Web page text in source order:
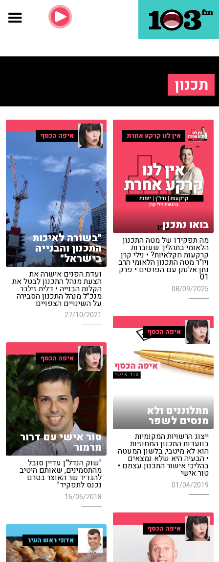
תכנון
אין לנו קרקע אחרת
בואו נתכנן
מה תפקידו של מטה התכנון
הלאומי בתהליך שעוברות
קרקעות חקלאיות? • נילי קרן
ויו"ר מטה התכנון הלאומי הרב
נתן אלנתן עם הפרטים • פרק
01
08/09/2025
איפה הכסף
"בשורה לאיכות
התכנון והבנייה
בישראל"
ועדת הפנים אישרה את
הצעת מנהל התכנון לבטל את
הקלות הבנייה • דלית זילבר
מנכ"ל מנהל התכנון הסבירה
על השינויים הצפויים
27/10/2021
איפה הכסף
מתלוננים ולא
מנסים לשפר
ייצוג הרשויות המקומיות
בוועדות התכנון המחוזיות
הוא לא מיטבי, בלשון המעטה
• הבעיה היא שלא נמצאים
בהליכי אישור התכנון עצמם •
טור אישי
01/04/2019
איפה הכסף
טור אישי עם דרור
מרמור
"שוק הנדל"ן עדיין סובל
מהתסמינים, שאותם היטיב
להגדיר שר האוצר בטרם
נכנס לתפקיד"
16/05/2018
איפה הכסף
אדוני ראש העיר